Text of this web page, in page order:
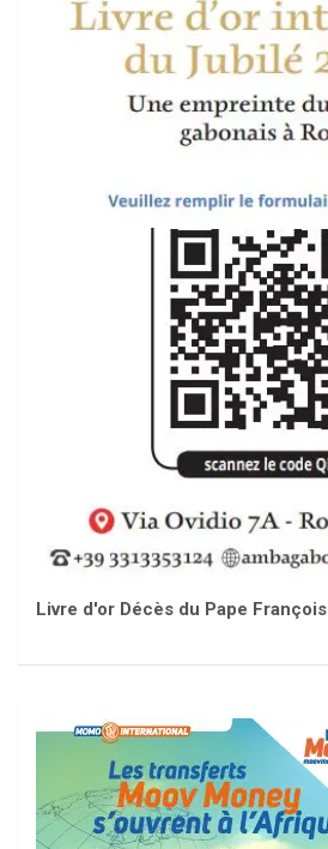
Livre d'or Décès du Pape François